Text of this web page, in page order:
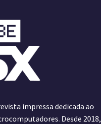
impressa dedicada ao
Desde 2018,